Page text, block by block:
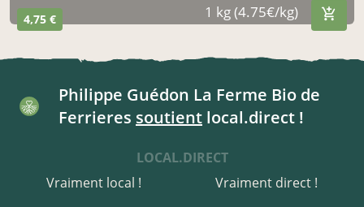
4,75 € 1 kg (4.75€/kg)
Philippe Guédon La Ferme Bio de
Ferrieres soutient local.direct !
LOCAL.DIRECT
Vraiment local !
Vraiment direct !